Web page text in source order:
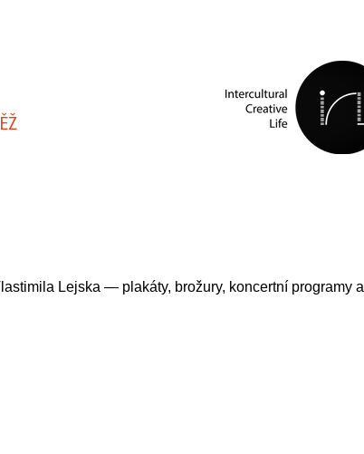
Lejska — plakáty, brožury, koncertní programy a